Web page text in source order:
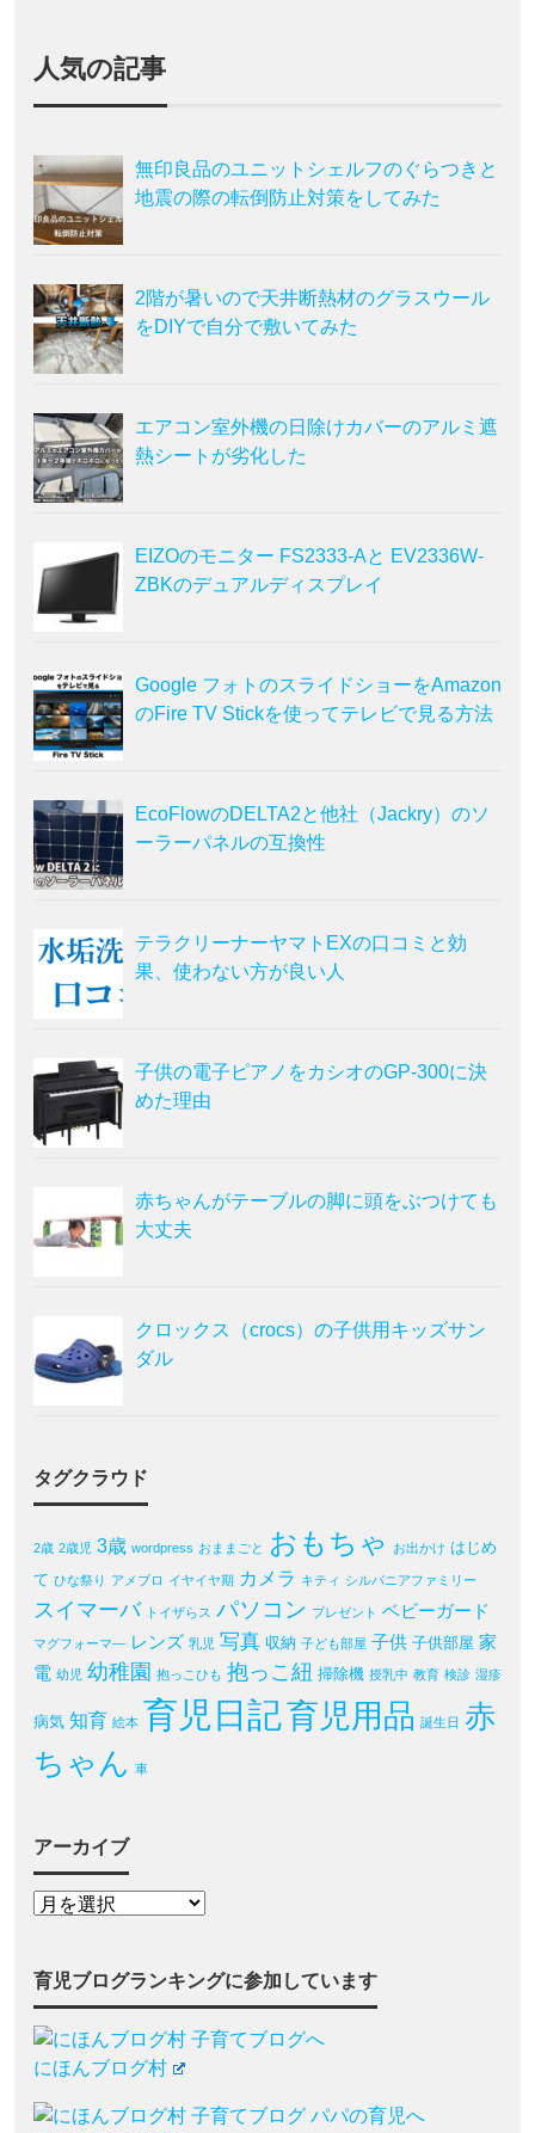
人気の記事
無印良品のユニットシェルフのぐらつきと
地震の際の転倒防止対策をしてみた
2階が暑いので天井断熱材のグラスウール
をDIYで自分で敷いてみた
エアコン室外機の日除けカバーのアルミ遮
熱シートが劣化した
EIZOのモニター FS2333-Aと EV2336W-
ZBKのデュアルディスプレイ
Google フォトのスライドショーをAmazon
のFire TV Stickを使ってテレビで見る方法
EcoFlowのDELTA2と他社（Jackry）のソ
ーラーパネルの互換性
テラクリーナーヤマトEXの口コミと効
果、使わない方が良い人
子供の電子ピアノをカシオのGP-300に決
めた理由
赤ちゃんがテーブルの脚に頭をぶつけても
大丈夫
クロックス（crocs）の子供用キッズサン
ダル
タグクラウド
2歳 2歳児 3歳 wordpress おままごと おもちゃ お出かけ はじめ
て ひな祭り アメブロ イヤイヤ期 カメラ キティ シルバニアファミリー
スイマーバ トイザらス パソコン プレゼント ベビーガード
マグフォーマ― レンズ 乳児 写真 収納 子ども部屋 子供 子供部屋 家
電 幼児 幼稚園 抱っこひも 抱っこ紐 掃除機 授乳中 教育 検診 湿疹
病気 知育 絵本 育児日記育児用品 誕生日 赤
ちゃん 車
アーカイブ
育児ブログランキングに参加しています
にほんブログ村